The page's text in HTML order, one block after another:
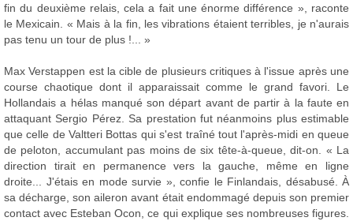
fin du deuxième relais, cela a fait une énorme différence », raconte
le Mexicain. « Mais à la fin, les vibrations étaient terribles, je n'aurais
pas tenu un tour de plus !... »
Max Verstappen est la cible de plusieurs critiques à l'issue après une
course chaotique dont il apparaissait comme le grand favori. Le
Hollandais a hélas manqué son départ avant de partir à la faute en
attaquant Sergio Pérez. Sa prestation fut néanmoins plus estimable
que celle de Valtteri Bottas qui s'est traîné tout l'après-midi en queue
de peloton, accumulant pas moins de six tête-à-queue, dit-on. « La
direction tirait en permanence vers la gauche, même en ligne
droite... J'étais en mode survie », confie le Finlandais, désabusé. À
sa décharge, son aileron avant était endommagé depuis son premier
contact avec Esteban Ocon, ce qui explique ses nombreuses figures.